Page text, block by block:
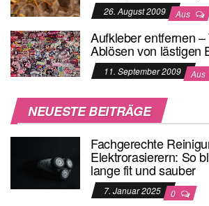
26. August 2009 Aus
Aufkleber entfernen
Ablösen von lästigen
11. September 2009 Aus
NEUESTE BEITRÄGE
Fachgerechte
Elektrorasierern: So
lange fit und sauber
7. Januar 2025 0